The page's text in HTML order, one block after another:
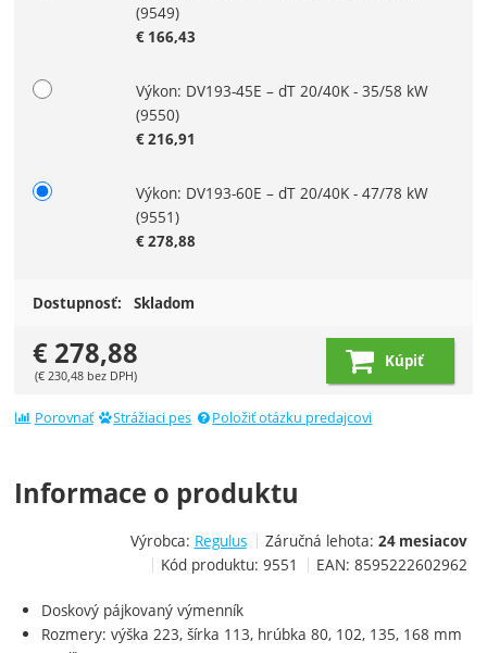
(9549)
€ 166,43
Výkon: DV193-45E – dT 20/40K - 35/58 kW
(9550)
€216,91
Výkon: DV193-60E – dT 20/40K - 47/78 kW
(9551)
€278,88
Dostupnosť: Skladom
€ 278,88
(€230,48 bez DPH)
Kúpiť
Porovnať Strážiaci pes Položiť otázku predajcovi
Informace o produktu
Výrobca: Regulus Záručná lehota: 24 mesiacov
Kód produktu: 9551 EAN: 8595222602962
Doskový pájkovaný výmenník
Rozmery:výška 223,šírka 113, hrúbka 80, 102, 135, 168 mm